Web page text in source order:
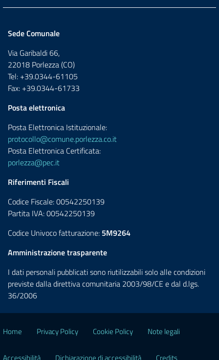
Sede Comunale
Via Garibaldi 66,
22018 Porlezza (CO)
Tel: +39.0344-61105
Fax: +39.0344-61733
Posta elettronica
Posta Elettronica Istituzionale:
protocollo@comune.porlezza.co.it
Posta Elettronica Certificata:
porlezza@pec.it
Riferimenti Fiscali
Codice Fiscale: 00542250139
Partita IVA: 00542250139
Codice Univoco fatturazione: 5M9264
Amministrazione trasparente
I dati personali pubblicati sono riutilizzabili solo alle condizioni
previste dalla direttiva comunitaria 2003/98/CE e dal d.lgs.
36/2006
Home Privacy Policy Cookie Policy Note legali